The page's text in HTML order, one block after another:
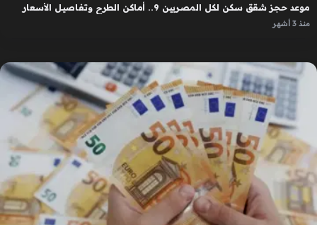
موعد حجز شقق سكن لكل المصريين 9.. أماكن الطرح وتفاصيل الأسعار
منذ 3 أشهر